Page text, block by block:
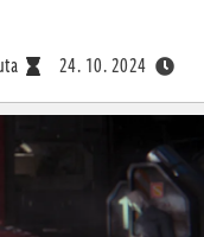
24. 10. 2024